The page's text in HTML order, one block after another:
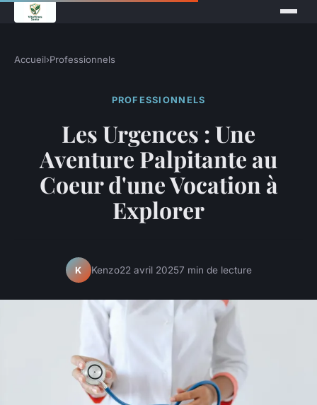
Accueil›Professionnels
PROFESSIONNELS
Les Urgences : Une
Aventure Palpitante au
Coeur d'une Vocation à
Explorer
K Kenzo22 avril 20257 min de lecture